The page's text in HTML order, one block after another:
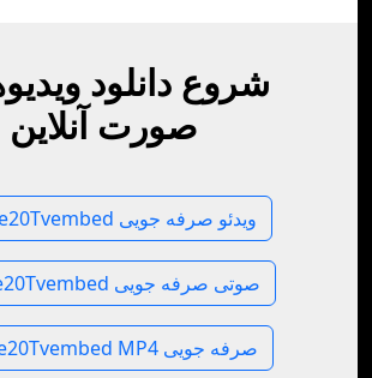
شروع دانلود
صورت آنلاین
Alsace20Tvembed ویدئو صرفه جویی
Alsace20Tvembed صوتی صرفه جویی
Alsace20Tvembed MP4 صرفه جویی